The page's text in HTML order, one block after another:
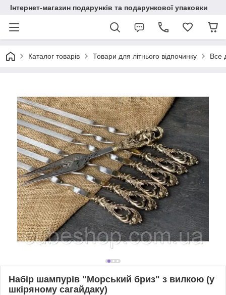
Інтернет-магазин подарунків та подарункової упаковки
Каталог товарів Товари для літнього відпочинку Все
Набір шампурів "Морський бриз" з вилкою (у
шкіряному сагайдаку)